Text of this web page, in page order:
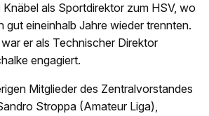
Knäbel als Sportdirektor zum HSV, wo
gut eineinhalb Jahre wieder trennten.
er als Technischer Direktor
engagiert.
Mitglieder des Zentralvorstandes
Stroppa (Amateur Liga),